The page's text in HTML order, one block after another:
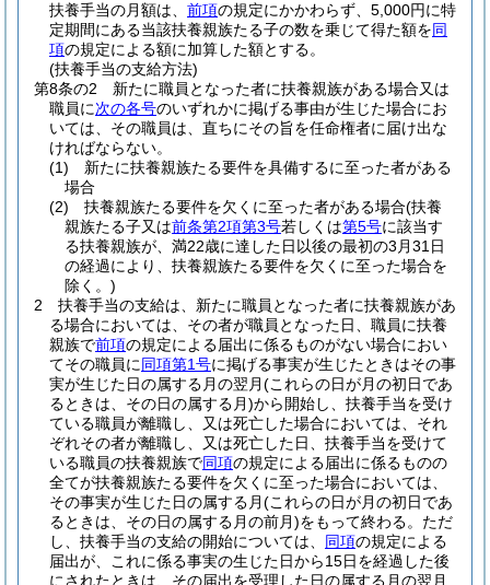
扶養手当の月額は、 前項の規定にかかわらず、5,000円に特
定期間にある当該扶養親族たる子の数を乗じて得た額を同
項の規定による額に加算した額とする。
(扶養手当の支給方法)
第8条の2
新たに職員となった者に扶養親族がある場合又は
職員に次の各号のいずれかに掲げる事由が生じた場合にお
いては、その職員は、直ちにその旨を任命権者に届け出な
ければならない。
(1)
新たに扶養親族たる要件を具備するに至った者がある
場合
(2)
扶養親族たる要件を欠くに至った者がある場合(扶養
親族たる子又は前条第2項第3号若しくは第5号に該当す
る扶養親族が、満22歳に達した日以後の最初の3月31日
の経過により、扶養親族たる要件を欠くに至った場合を
除く。)
2
扶養手当の支給は、新たに職員となった者に扶養親族があ
る場合においては、その者が職員となった日、職員に扶養
親族で前項の規定による届出に係るものがない場合におい
てその職員に同項第1号に掲げる事実が生じたときはその事
実が生じた日の属する月の翌月(これらの日が月の初日であ
るときは、その日の属する月)から開始し、扶養手当を受け
ている職員が離職し、又は死亡した場合においては、それ
ぞれその者が離職し、又は死亡した日、扶養手当を受けて
いる職員の扶養親族で同項の規定による届出に係るものの
全てが扶養親族たる要件を欠くに至った場合においては、
その事実が生じた日の属する月(これらの日が月の初日であ
るときは、その日の属する月の前月)をもって終わる。 ただ
し、扶養手当の支給の開始については、 同項の規定による
届出が、これに係る事実の生じた日から15日を経過した後
にされたときは、その届出を受理した日の属する月の翌月